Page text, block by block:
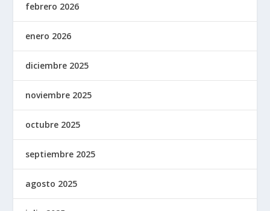
febrero 2026
enero 2026
diciembre 2025
noviembre 2025
octubre 2025
septiembre 2025
agosto 2025